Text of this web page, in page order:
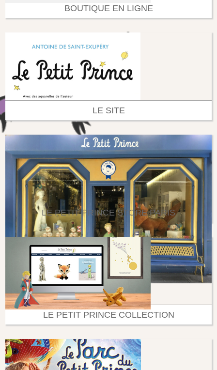
BOUTIQUE EN LIGNE
LE SITE
LE PETIT PRINCE STORE PARIS
LE PETIT PRINCE COLLECTION